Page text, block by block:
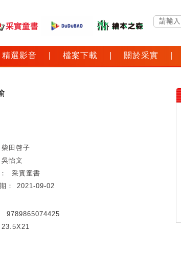
精選影音 檔案下載 關於采實
柴田啓子
吳怡文
采實童書
：
2021-09-02
9789865074425
23.5X21